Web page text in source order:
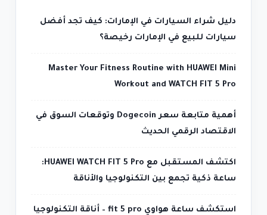
دليل شراء السيارات في الإمارات: كيف تجد أفضل
سيارات للبيع في الإمارات رخيصة؟
Master Your Fitness Routine with HUAWEI Mini
Workout and WATCH FIT 5 Pro
أهمية متابعة سعر Dogecoin وتوقعات السوق في
الاقتصاد الرقمي الحديث
اكتشف المستقبل مع HUAWEI WATCH FIT 5 Pro:
ساعة ذكية تجمع بين التكنولوجيا والأناقة
استكشف ساعة هواوي fit 5 pro – أناقة التكنولوجيا